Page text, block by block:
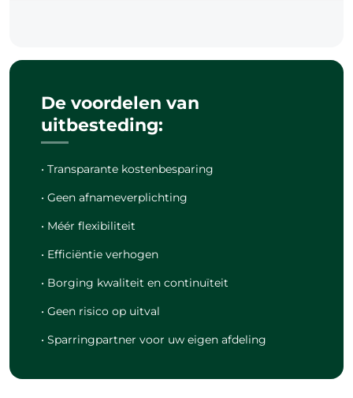
De voordelen van
uitbesteding:
• Transparante kostenbesparing
• Geen afnameverplichting
• Méér flexibiliteit
• Efficiëntie verhogen
• Borging kwaliteit en continuïteit
• Geen risico op uitval
• Sparringpartner voor uw eigen afdeling